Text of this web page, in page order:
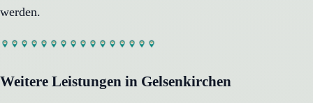
werden.
Weitere Leistungen in Gelsenkirchen